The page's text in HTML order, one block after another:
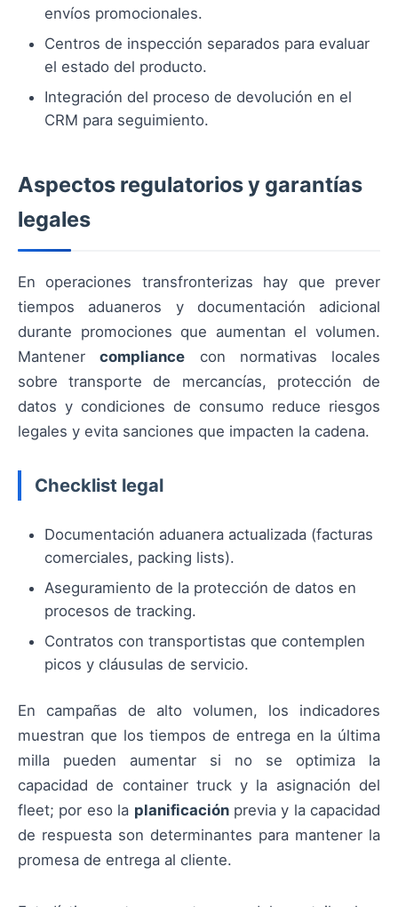
envíos promocionales.
Centros de inspección separados para evaluar
el estado del producto.
Integración del proceso de devolución en el
CRM para seguimiento.
Aspectos regulatorios y garantías
legales
En operaciones transfronterizas hay que prever
tiempos aduaneros y documentación adicional
durante promociones que aumentan el volumen.
Mantenercompliance con normativas locales
sobre transporte de mercancías, protección de
datos y condiciones de consumo reduce riesgos
legales y evita sanciones que impacten la cadena.
Checklist legal
Documentación aduanera actualizada (facturas
comerciales, packing lists).
Aseguramiento de la protección de datos en
procesos de tracking.
Contratos con transportistas que contemplen
picos y cláusulas de servicio.
En campañas de alto volumen, los indicadores
muestran que los tiempos de entrega en la última
milla pueden aumentar si no se optimiza la
capacidad de container truck y la asignación del
fleet; por eso la planificaciónprevia y la capacidad
de respuesta son determinantes para mantener la
promesa de entrega al cliente.